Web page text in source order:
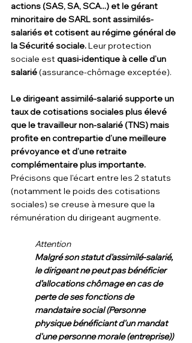
actions (SAS, SA, SCA...) et le gérant
minoritaire de SARL sont assimilés-
salariés et cotisent au régime général de
la Sécurité sociale. Leur protection
sociale est quasi-identique à celle d’un
salarié (assurance-chômage exceptée).
Le dirigeant assimilé-salarié supporte un
taux de cotisations sociales plus élevé
que le travailleur non-salarié (TNS) mais
profite en contrepartie d’une meilleure
prévoyance et d’une retraite
complémentaire plus importante.
Précisons que l'écart entre les 2 statuts
(notamment le poids des cotisations
sociales) se creuse à mesure que la
rémunération du dirigeant augmente.
Attention
Malgré son statut d'assimilé-salarié,
le dirigeant ne peut pas bénéficier
d’allocations chômage en cas de
perte de ses fonctions de
mandataire social (Personne
physique bénéficiant d'un mandat
d'une personne morale (entreprise))